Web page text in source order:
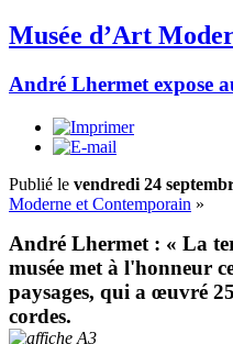
Musée d’Art
André Lhermet expose
Publié le vendredi 24
Moderne et Contemporain »
André Lhermet : « La
musée met à l'honneur
paysages, qui a œuvré
cordes.